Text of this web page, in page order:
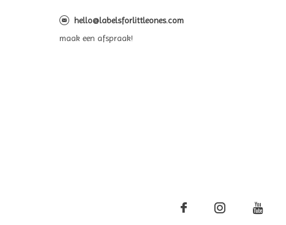
hello@labelsforlittleones.com
maak een afspraak!